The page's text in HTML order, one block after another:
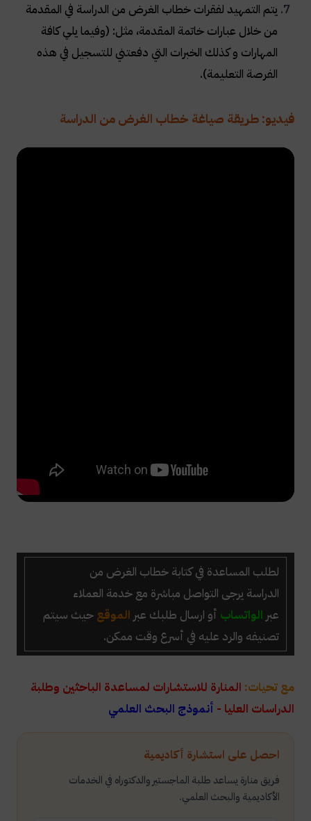
احصل على استشارة أكاديمية
فريق منارة يساعد طلبة الماجستير والدكتوراه في الخدمات
الأكاديمية والبحث العلمي.
يتم التمهيد لفقرات خطاب الغرض من الدراسة في المقدمة
من خلال عبارات خاتمة المقدمة، مثل: (وفيما يلي كافة
المهارات و كذلك الخبرات التي دفعتني للتسجيل في هذه
الفرصة التعليمة).
فيديو: طريقة صياغة خطاب الغرض من الدراسة
لطلب المساعدة في كتابة خطاب الغرض من
الدراسة يرجى التواصل مباشرة مع خدمة العملاء
عبر الواتساب أو ارسال طلبك عبر الموقع حيث سيتم
تصنيفه والرد عليه في أسرع وقت ممكن.
مع تحيات: المنارة للاستشارات لمساعدة الباحثين وطلبة
الدراسات العليا - أنموذج البحث العلمي